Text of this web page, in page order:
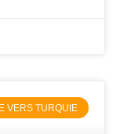
VERS TURQUIE